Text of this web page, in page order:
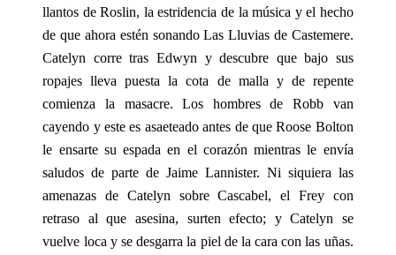
llantos de Roslin, la estridencia de la música y el hecho
de que ahora estén sonando Las Lluvias de Castemere.
Catelyn corre tras Edwyn y descubre que bajo sus
ropajes lleva puesta la cota de malla y de repente
comienza la masacre. Los hombres de Robb van
cayendo y este es asaeteado antes de que Roose Bolton
le ensarte su espada en el corazón mientras le envía
saludos de parte de Jaime Lannister. Ni siquiera las
amenazas de Catelyn sobre Cascabel, el Frey con
retraso al que asesina, surten efecto; y Catelyn se
vuelve loca y se desgarra la piel de la cara con las uñas.